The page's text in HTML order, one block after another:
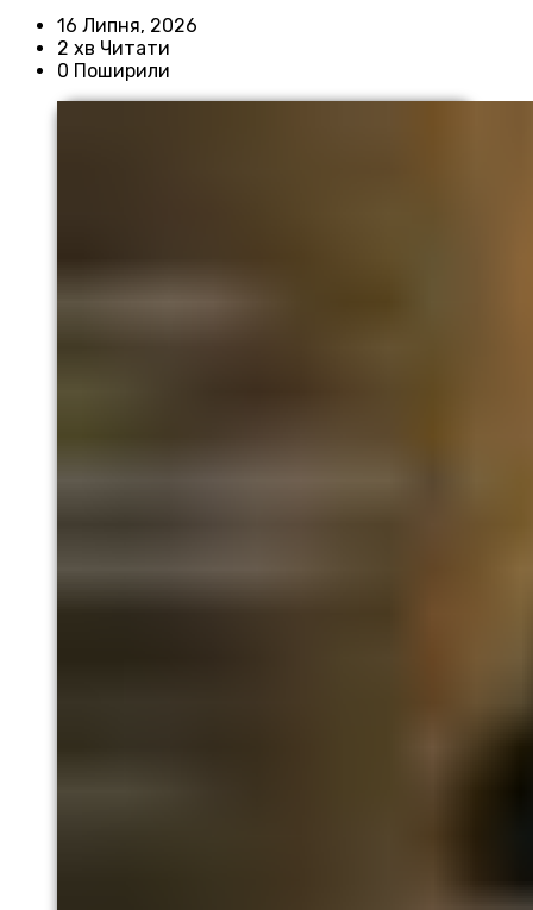
16 Липня, 2026
2 хв Читати
0 Поширили